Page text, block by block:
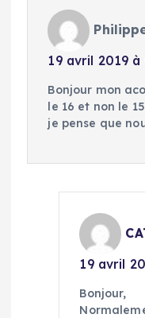
19 avril 2019 à
Bonjour mon
le 16 et non le
je pense que
19 avril
Bonjour,